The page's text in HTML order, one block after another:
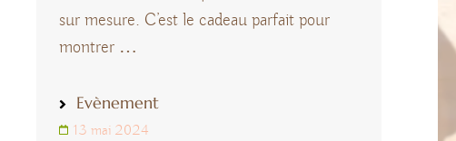
sur mesure. C’est le cadeau parfait pour
montrer …
Evènement
13 mai 2024